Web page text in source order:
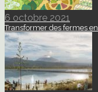
6 octobre 2021
Transformer des fermes